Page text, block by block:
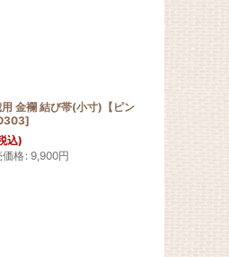
金襴 結び帯(小寸)【ピン
]
込)
価格: 9,900円